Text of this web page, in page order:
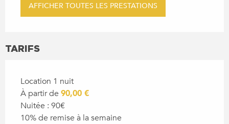
AFFICHER TOUTES LES PRESTATIONS
TARIFS
Location 1 nuit
À partir de 90,00 €
Nuitée : 90€
10% de remise à la semaine